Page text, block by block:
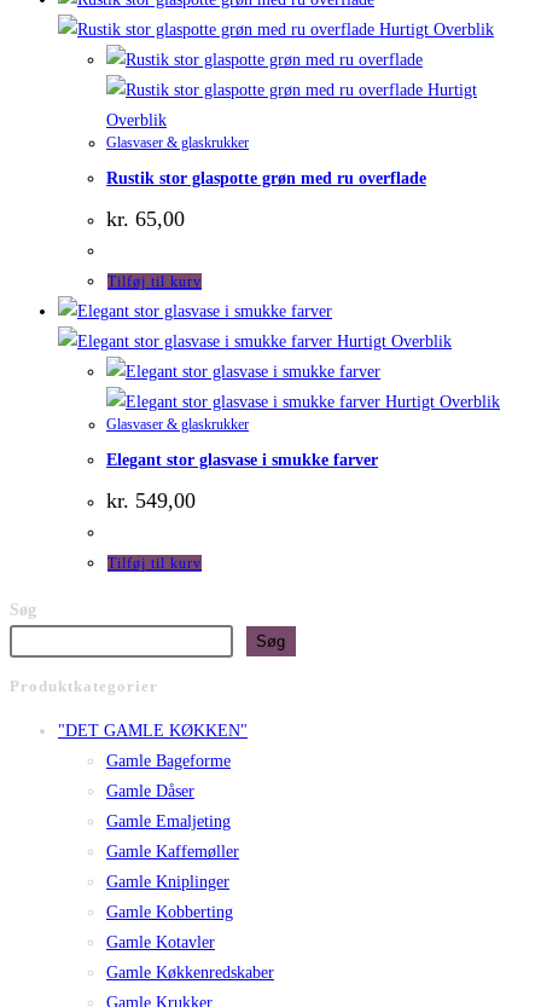
Hurtigt Overblik
Hurtigt
Overblik
Glasvaser & glaskrukker
Rustik stor glaspotte grøn med ru overflade
kr. 65,00
Tilføj til kurv
Hurtigt Overblik
Hurtigt Overblik
Glasvaser & glaskrukker
Elegant stor glasvase i smukke farver
kr. 549,00
Tilføj til kurv
Søg
Søg
Produktkategorier
"DET GAMLE KØKKEN"
Gamle Bageforme
Gamle Dåser
Gamle Emaljeting
Gamle Kaffemøller
Gamle Kniplinger
Gamle Kobberting
Gamle Kotavler
Gamle Køkkenredskaber
Gamle Krukker